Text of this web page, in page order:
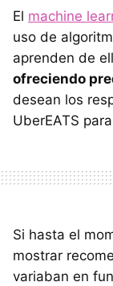
El machine
uso de
aprenden de
ofreciendo
desean los
UberEATS
Si hasta el
mostrar
variaban en